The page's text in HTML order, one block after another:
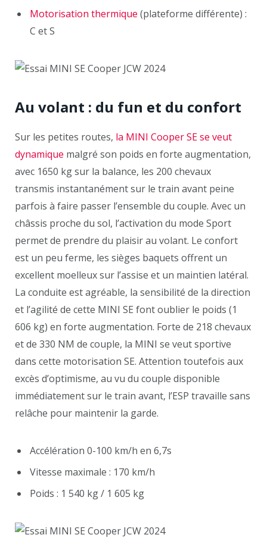
Motorisation thermique (plateforme différente) :
C et S
Au volant : du fun et du confort
Sur les petites routes, la MINI Cooper SE se veut
dynamique malgré son poids en forte augmentation,
avec 1650 kg sur la balance, les 200 chevaux
transmis instantanément sur le train avant peine
parfois à faire passer l’ensemble du couple. Avec un
châssis proche du sol, l’activation du mode Sport
permet de prendre du plaisir au volant. Le confort
est un peu ferme, les sièges baquets offrent un
excellent moelleux sur l’assise et un maintien latéral.
La conduite est agréable, la sensibilité de la direction
et l’agilité de cette MINI SE font oublier le poids (1
606 kg) en forte augmentation. Forte de 218 chevaux
et de 330 NM de couple, la MINI se veut sportive
dans cette motorisation SE. Attention toutefois aux
excès d’optimisme, au vu du couple disponible
immédiatement sur le train avant, l’ESP travaille sans
relâche pour maintenir la garde.
Accélération 0-100 km/h en 6,7s
Vitesse maximale : 170 km/h
Poids : 1 540 kg / 1 605 kg